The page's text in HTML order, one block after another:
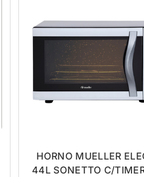
HORNO MUELLER
44L SONETTO C/